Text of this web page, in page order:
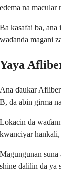
edema na
Ba kasafai ba,
waɗanda magani
Yaya
Ana ɗaukar
B, da abin girma
Lokacin da
kwanciyar hankali,
Magungunan
shine dalilin da ya